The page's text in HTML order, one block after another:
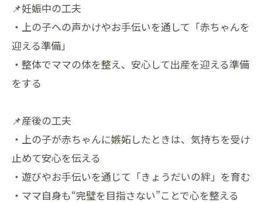
📌妊娠中の工夫
・上の子への声かけやお手伝いを通して「赤ちゃんを
迎える準備」
・整体でママの体を整え、安心して出産を迎える準備
をする
📌産後の工夫
・上の子が赤ちゃんに嫉妬したときは、気持ちを受け
止めて安心を伝える
・遊びやお手伝いを通じて「きょうだいの絆」を育む
・ママ自身も“完璧を目指さない”ことで心を整える